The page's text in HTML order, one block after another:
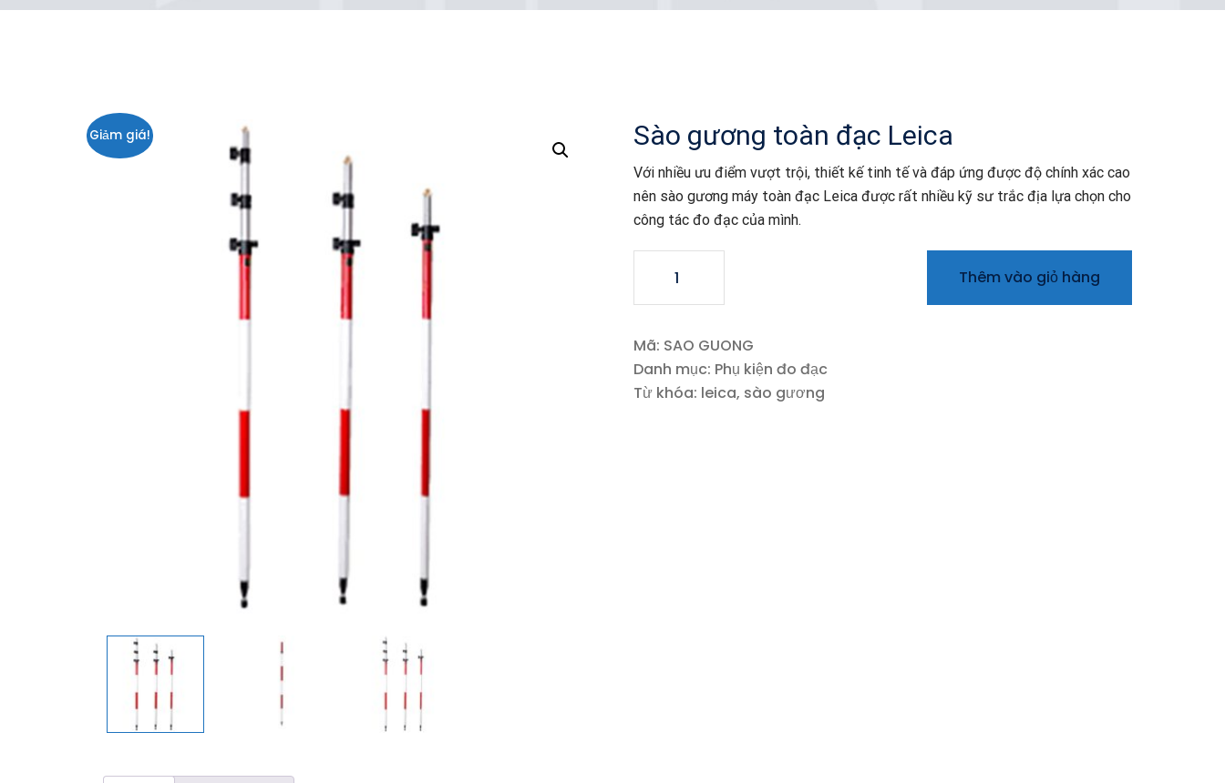
Giảm giá! Sào gương toàn đạc Leica
Với nhiều ưu điểm vượt trội, thiết kế tinh tế và đáp ứng được độ chính xác cao
nên sào gương máy toàn đạc Leica được rất nhiều kỹ sư trắc địa lựa chọn cho
công tác đo đạc của mình.
toàn
Leica
số
lượng
Thêm vào giỏ hàng
Mã: SAO GUONG
Danh mục: Phụ kiện đo đạc
Từ khóa: leica, sào gương